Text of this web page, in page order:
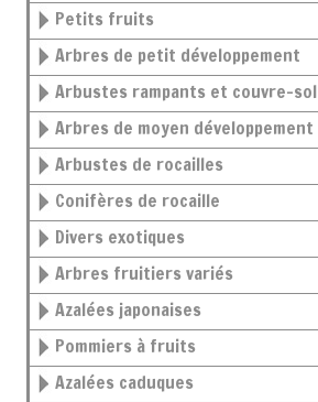
Petits fruits
Arbres de petit développement
Arbustes rampants et couvre-sol
Arbres de moyen développement
Arbustes de rocailles
Conifères de rocaille
Divers exotiques
Arbres fruitiers variés
Azalées japonaises
Pommiers à fruits
Azalées caduques